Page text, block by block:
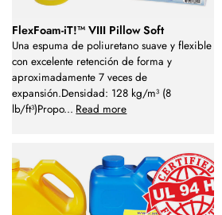
FlexFoam-iT!™ VIII Pillow Soft
Una espuma de poliuretano suave y flexible
con excelente retención de forma y
aproximadamente 7 veces de
expansión.Densidad: 128 kg/m³ (8
lb/ft³)Propo... Read more